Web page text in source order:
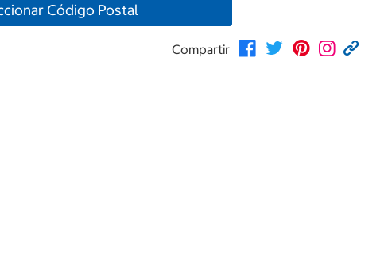
Código Postal
Compartir